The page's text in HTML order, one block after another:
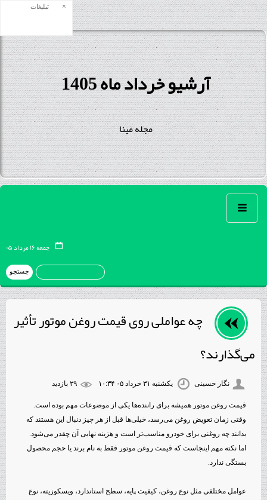
آرشیو خرداد ماه 1405
مجله مینا
جمعه ۱۶ مرداد ۰۵
چه عواملی روی قیمت روغن موتور تأثیر
می‌گذارند؟
نگار حسینی یکشنبه ۳۱ خرداد ۰۵ ۱۰:۳۴
قیمت روغن موتور همیشه برای راننده‌ها یکی از موضوعات مهم بوده است.
وقتی زمان تعویض روغن می‌رسد، خیلی‌ها قبل از هر چیز دنبال این هستند که
بدانند چه روغنی برای خودرو مناسب‌تر است و هزینه نهایی آن چقدر می‌شود.
اما نکته مهم اینجاست که قیمت روغن موتور فقط به نام برند یا حجم محصول
بستگی ندارد.
عوامل مختلفی مثل نوع روغن، کیفیت پایه، سطح استاندارد، ویسکوزیته، نوع
تبلیغات ×